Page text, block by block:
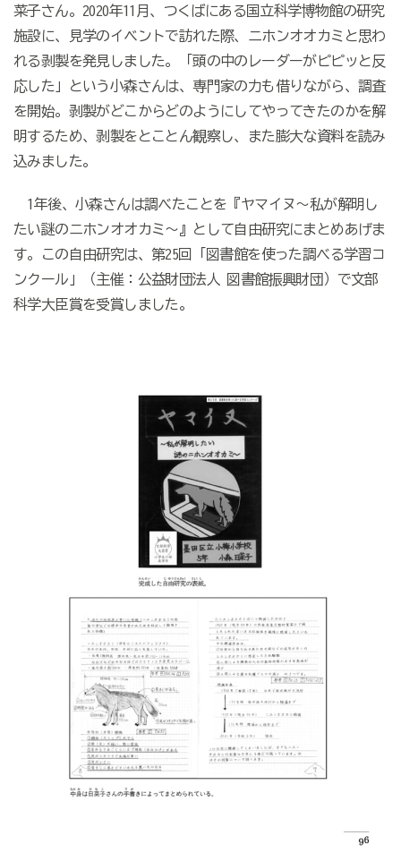
菜子さん。2020年11月、つくばにある国立科学博物館の研究
施設に、見学のイベントで訪れた際、ニホンオオカミと思わ
れる剥製を発見しました。「頭の中のレーダーがピピッと反
応した」という小森さんは、専門家の力も借りながら、調査
を開始。剥製がどこからどのようにしてやってきたのかを解
明するため、剥製をとことん観察し、また膨大な資料を読み
込みました。
1年後、小森さんは調べたことを『ヤマイヌ～私が解明し
たい謎のニホンオオカミ～』として自由研究にまとめあげま
す。この自由研究は、第25回「図書館を使った調べる学習コ
ンクール」（主催：公益財団法人 図書館振興財団）で文部
科学大臣賞を受賞しました。